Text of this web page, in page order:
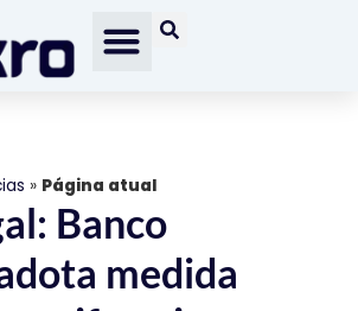
» Página atual
Banco
medida